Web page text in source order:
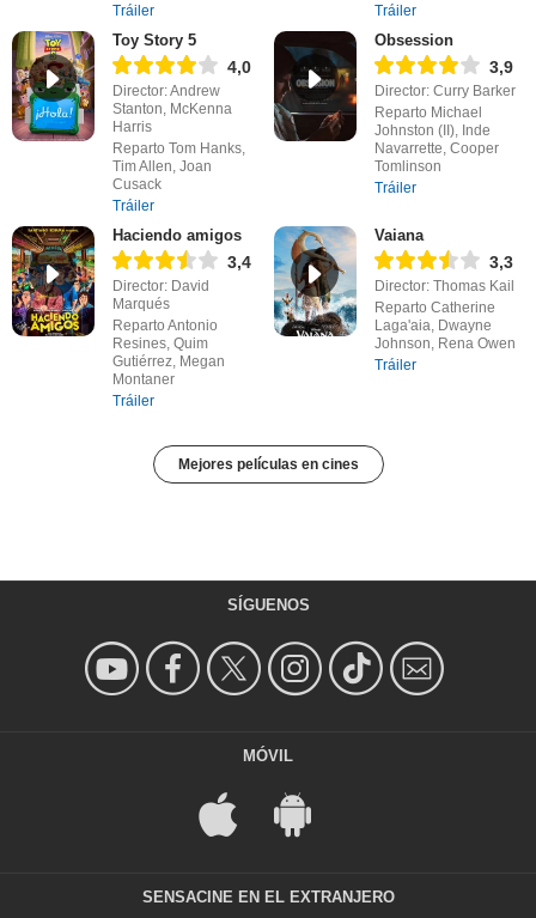
Tráiler
Tráiler
Toy Story 5
4,0
Director: Andrew
Stanton, McKenna
Harris
Reparto Tom Hanks,
Tim Allen, Joan
Cusack
Tráiler
Obsession
3,9
Director: Curry Barker
Reparto Michael
Johnston (II), Inde
Navarrette, Cooper
Tomlinson
Tráiler
Haciendo amigos
3,4
Director: David
Marqués
Reparto Antonio
Resines, Quim
Gutiérrez, Megan
Montaner
Tráiler
Vaiana
3,3
Director: Thomas Kail
Reparto Catherine
Laga'aia, Dwayne
Johnson, Rena Owen
Tráiler
Mejores películas en cines
SÍGUENOS
MÓVIL
SENSACINE EN EL EXTRANJERO